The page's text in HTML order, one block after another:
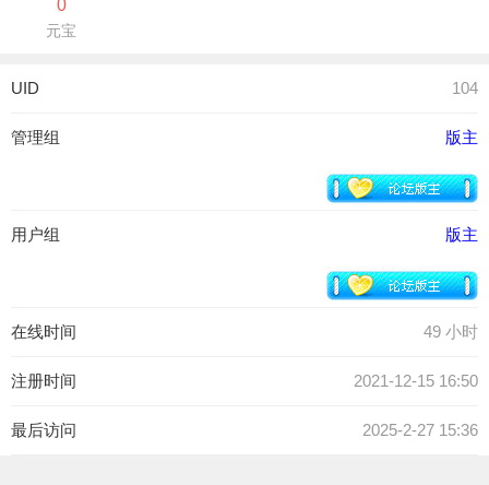
0
元宝
UID 104
管理组 版主
用户组 版主
在线时间 49 小时
注册时间 2021-12-15 16:50
最后访问 2025-2-27 15:36